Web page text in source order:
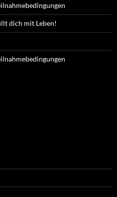
dich mit Leben!